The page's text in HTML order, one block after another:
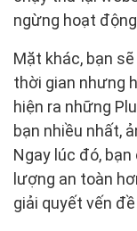
ngừng hoạt
Mặt khác, bạn
thời gian nhưng
hiện ra những
bạn nhiều nhất,
Ngay lúc đó,
lượng an toàn
giải quyết vến